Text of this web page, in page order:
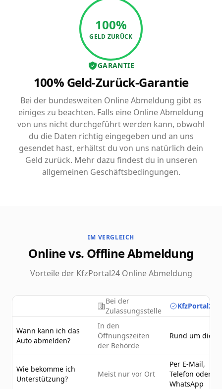
100%
GELD ZURÜCK
GARANTIE
100% Geld-Zurück-Garantie
Bei der bundesweiten Online Abmeldung gibt es
einiges zu beachten. Falls eine Online Abmeldung
von uns nicht durchgeführt werden kann, obwohl
du die Daten richtig eingegeben und an uns
gesendet hast, erhältst du von uns natürlich dein
Geld zurück. Mehr dazu findest du in unseren
allgemeinen Geschäftsbedingungen.
IM VERGLEICH
Online vs. Offline Abmeldung
Vorteile der KfzPortal24 Online Abmeldung
Bei der
Zulassungsstelle
Wann kann ich das
Auto abmelden?
In den
Öffnungszeiten
der Behörde
Rund um die
Wie bekomme ich
Unterstützung?
Meist nur vor Ort
Per E-Mail,
Telefon oder
WhatsApp